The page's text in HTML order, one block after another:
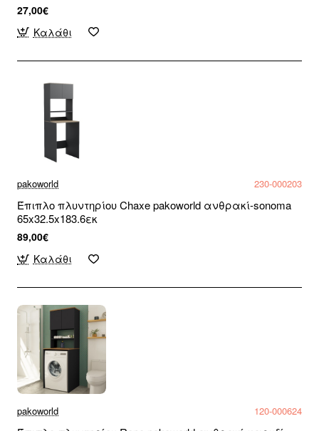
27,00€
Καλάθι
pakoworld 230-000203
Έπιπλο πλυντηρίου Chaxe pakoworld ανθρακί-sonoma
65x32.5x183.6εκ
89,00€
Καλάθι
pakoworld 120-000624